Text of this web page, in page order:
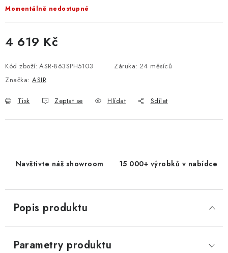
Momentálně nedostupné
4 619 Kč
Kód zboží: ASR-863SPH5103 Záruka: 24 měsíců
Značka: ASIR
Tisk Zeptat se Hlídat Sdílet
Navštivte náš showroom 15 000+ výrobků v nabídce
Popis produktu
Parametry produktu